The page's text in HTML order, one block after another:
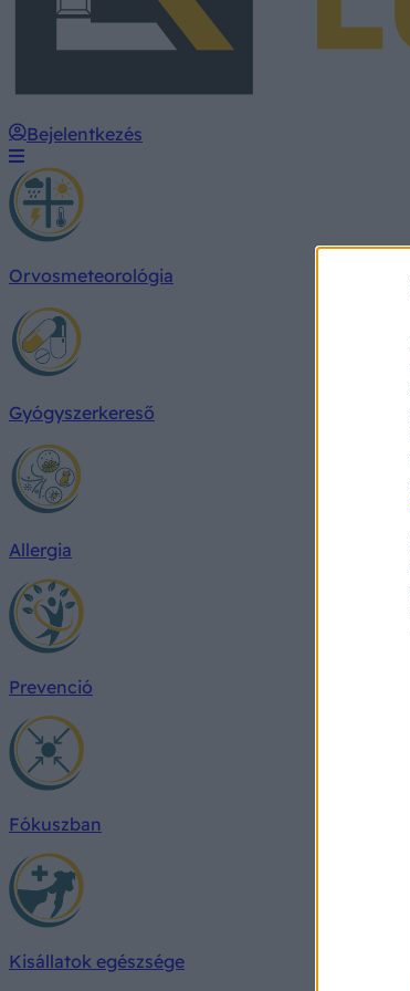
Bejelentkezés
Orvosmeteorológia
Gyógyszerkereső
Allergia
Prevenció
Fókuszban
Kisállatok egészsége